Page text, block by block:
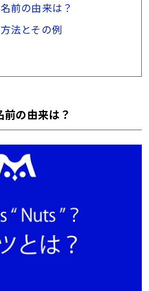
前の由来は？
法とその例
の由来は？